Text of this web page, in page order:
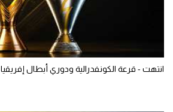
انتهت - قرعة الكونفدرالية ودوري أبطال إفريقيا